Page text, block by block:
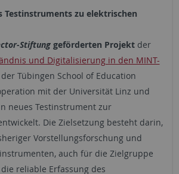
Testinstruments zu elektrischen
Stiftunggeförderten Projektder
und Digitalisierung in den MINT-
Tübingen School of Education
mit der Universität Linz und
neues Testinstrument zur
Die Zielsetzung besteht darin,
Vorstellungsforschung und
auch für die Zielgruppe
reliable Erfassung des